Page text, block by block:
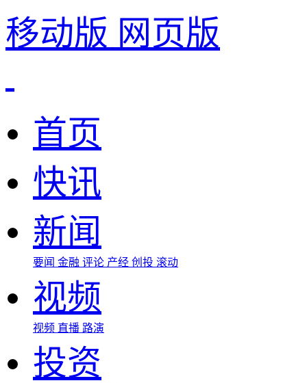
移动版 网页版
首页
快讯
新闻
要闻 金融 评论 产经 创投 滚动
视频
视频 直播 路演
投资